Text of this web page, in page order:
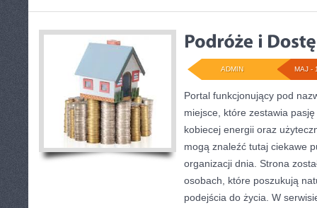
MAJ -
ADMIN
Portal funkcjonujący pod
miejsce, które zestawia
kobiecej energii oraz
mogą znaleźć tutaj ciekawe
organizacji dnia. Strona
osobach, które poszukują
podejścia do życia. W